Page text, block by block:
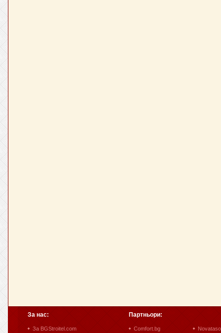
За нас:
За BGStroitel.com
Партньори:
Comfort.bg